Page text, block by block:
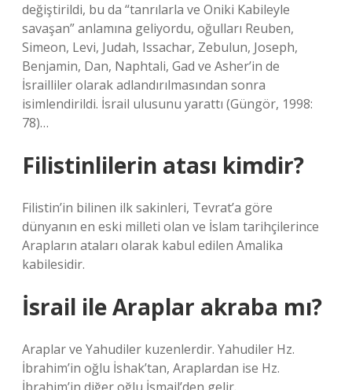
değiştirildi, bu da “tanrılarla ve Oniki Kabileyle
savaşan” anlamına geliyordu, oğulları Reuben,
Simeon, Levi, Judah, Issachar, Zebulun, Joseph,
Benjamin, Dan, Naphtali, Gad ve Asher’in de
İsrailliler olarak adlandırılmasından sonra
isimlendirildi. İsrail ulusunu yarattı (Güngör, 1998:
78)…
Filistinlilerin atası kimdir?
Filistin’in bilinen ilk sakinleri, Tevrat’a göre
dünyanın en eski milleti olan ve İslam tarihçilerince
Arapların ataları olarak kabul edilen Amalika
kabilesidir.
İsrail ile Araplar akraba mı?
Araplar ve Yahudiler kuzenlerdir. Yahudiler Hz.
İbrahim’in oğlu İshak’tan, Araplardan ise Hz.